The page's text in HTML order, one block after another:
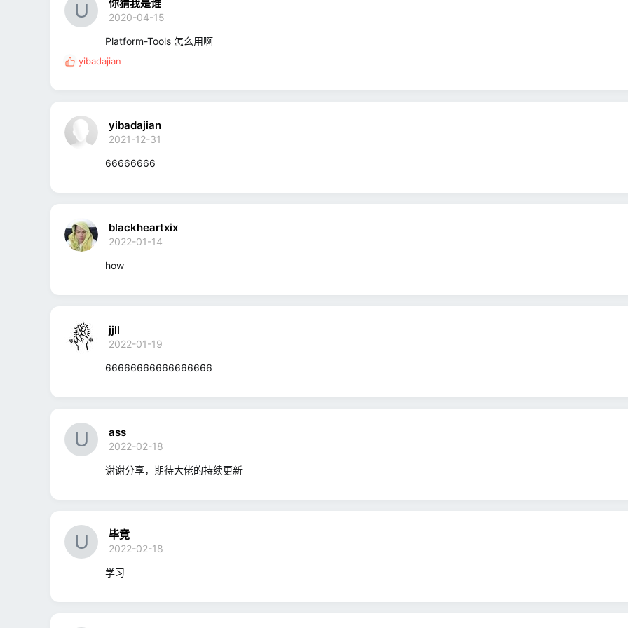
你猜我是谁
2020-04-15
Platform-Tools 怎么用啊
反
:
yibadajian
yibadajian
2021-12-31
66666666
blackheartxix
2022-01-14
how
jjll
2022-01-19
66666666666666666
ass
2022-02-18
谢谢分享，期待大佬的持续更新
毕竟
2022-02-18
学习